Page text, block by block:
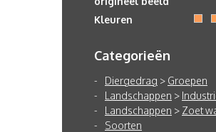
Kleuren
Categorieën
Diergedrag > Groepen
Landschappen >
Landschappen > Zoet
Soorten